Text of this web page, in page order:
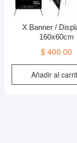
X Banner /
160x60cm
$400.00
Añadir al